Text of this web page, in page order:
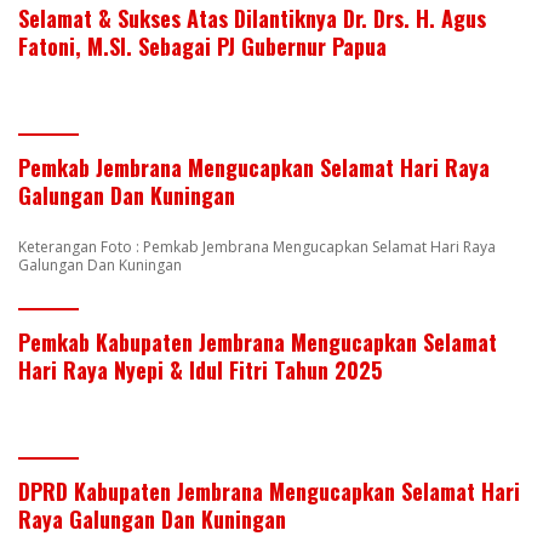
Selamat & Sukses Atas Dilantiknya Dr. Drs. H. Agus
Fatoni, M.SI. Sebagai PJ Gubernur Papua
Pemkab Jembrana Mengucapkan Selamat Hari Raya
Galungan Dan Kuningan
Keterangan Foto : Pemkab Jembrana Mengucapkan Selamat Hari Raya
Galungan Dan Kuningan
Pemkab Kabupaten Jembrana Mengucapkan Selamat
Hari Raya Nyepi & Idul Fitri Tahun 2025
DPRD Kabupaten Jembrana Mengucapkan Selamat Hari
Raya Galungan Dan Kuningan